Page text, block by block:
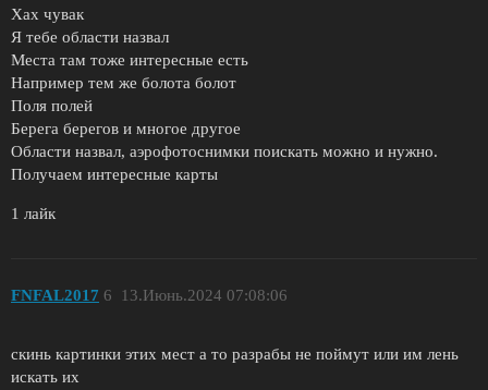
Хах чувак
Я тебе области назвал
Места там тоже интересные есть
Например тем же болота болот
Поля полей
Берега берегов и многое другое
Области назвал, аэрофотоснимки поискать можно и нужно.
Получаем интересные карты
1 лайк
FNFAL2017 13.Июнь.2024 07:08:06
6
скинь картинки этих мест а то разрабы не поймут или им лень
искать их